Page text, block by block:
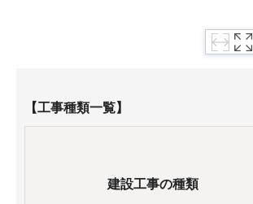
【工事種類一覧】
建設工事の種類